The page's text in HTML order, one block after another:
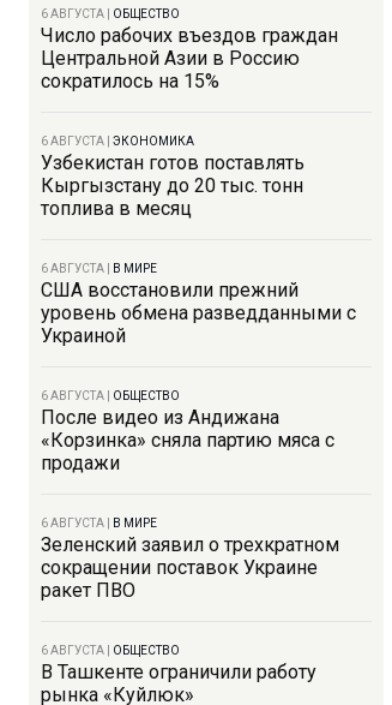
6 АВГУСТА ОБЩЕСТВО
Число рабочих въездов граждан
Центральной Азии в Россию
сократилось на 15%
6 АВГУСТА ЭКОНОМИКА
Узбекистан готов поставлять
Кыргызстану до 20 тыс. тонн
топлива в месяц
6 АВГУСТА В МИРЕ
США восстановили прежний
уровень обмена разведданными с
Украиной
6 АВГУСТА ОБЩЕСТВО
После видео из Андижана
«Корзинка» сняла партию мяса с
продажи
6 АВГУСТА В МИРЕ
Зеленский заявил о трехкратном
сокращении поставок Украине
ракет ПВО
6 АВГУСТА ОБЩЕСТВО
В Ташкенте ограничили работу
рынка «Куйлюк»